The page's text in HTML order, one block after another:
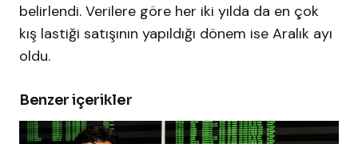
belirlendi. Verilere göre her iki yılda da en çok
kış lastiği satışının yapıldığı dönem ise Aralık ayı
oldu.
Benzer içerikler